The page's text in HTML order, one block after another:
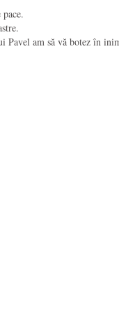
Pavel am să vă botez în